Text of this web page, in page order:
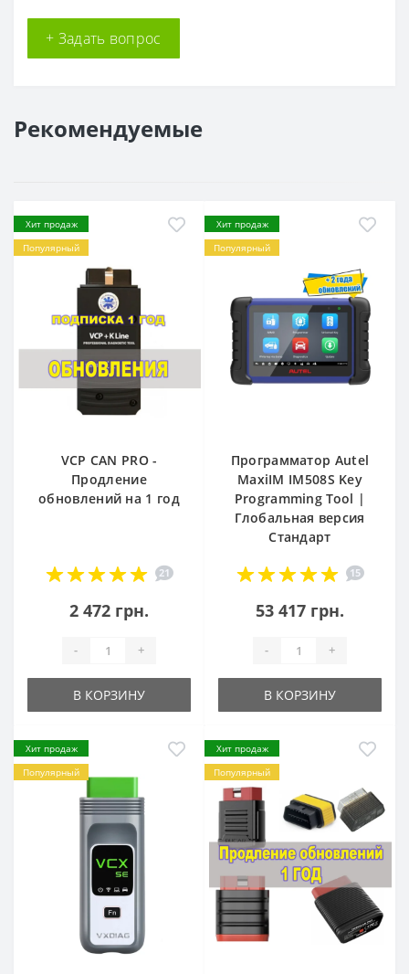
+ Задать вопрос
Рекомендуемые
Хит продаж
Популярный
VCP CAN PRO -
Продление
обновлений на 1 год
21
2 472 грн.
- +
В КОРЗИНУ
Хит продаж
Популярный
Программатор Autel
MaxiIM IM508S Key
Programming Tool |
Глобальная версия
Стандарт
15
53 417 грн.
- +
В КОРЗИНУ
Хит продаж
Популярный
Хит продаж
Популярный